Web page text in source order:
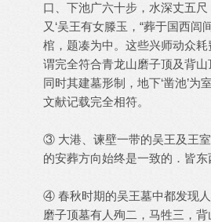
口、下池广六十步，水深丈五尺
又‘吴王有女滕玉，“葬于国西
棺，题凑为中。这些兴师动众
谓完全符合青龙山磨子顶及背山
同时其建墓形制，地下‘凿池’为
文献记载完全相符。
③ 大港、谏壁一带的吴王及王
的安葬方向始终是一致的．皆东
④ 春秋时期的吴王墓中都发现
磨子顶墓有人殉二，马牲三，